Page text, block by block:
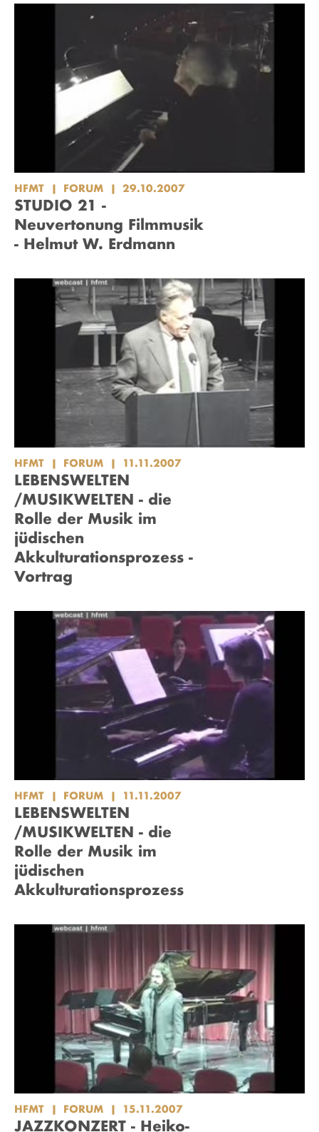
HFMT FORUM 29.10.2007
STUDIO 21 -
Neuvertonung Filmmusik
- Helmut W. Erdmann
HFMT FORUM 11.11.2007
LEBENSWELTEN
/MUSIKWELTEN - die
Rolle der Musik im
jüdischen
Akkulturationsprozess -
Vortrag
HFMT FORUM 11.11.2007
LEBENSWELTEN
/MUSIKWELTEN - die
Rolle der Musik im
jüdischen
Akkulturationsprozess
HFMT FORUM 15.11.2007
JAZZKONZERT - Heiko-